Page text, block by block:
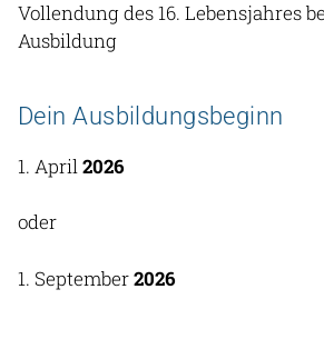
Vollendung des 16. Lebensjahres
Ausbildung
Dein Ausbildungsbeginn
1. April2026
oder
1. September2026